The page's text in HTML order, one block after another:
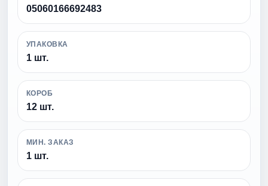
05060166692483
УПАКОВКА
1 шт.
КОРОБ
12 шт.
МИН. ЗАКАЗ
1 шт.